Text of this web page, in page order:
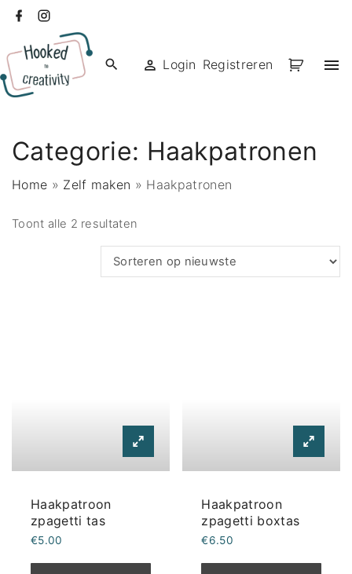
de
inhoud
facebook
Login Registreren
Categorie: Haakpatronen
Home » Zelf maken » Haakpatronen
Toont alle 2 resultaten
op
nieuwste
Haakpatroon
zpagetti tas
€5.00
Haakpatroon
zpagetti boxtas
€6.50
Dit